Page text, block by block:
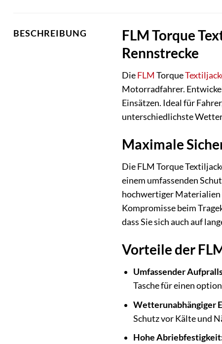
BESCHREIBUNG
FLM Torque
Rennstrecke
DieFLM Torque
Motorradfahrer.
Einsätzen. Ideal für
unterschiedlichste
Maximale
Die FLM Torque
einem umfassenden
hochwertiger
Kompromisse beim
dass Sie sich auch auf
Vorteile der
Umfassender
Tasche für einen
Wetterunabhängiger
Schutz vor Kälte und
Hohe